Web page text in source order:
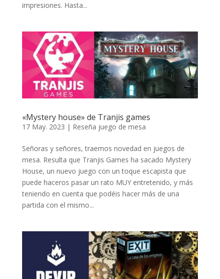
impresiones. Hasta...
«Mystery house» de Tranjis games
17 May. 2023 | Reseña juego de mesa
Señoras y señores, traemos novedad en juegos de
mesa. Resulta que Tranjis Games ha sacado Mystery
House, un nuevo juego con un toque escapista que
puede haceros pasar un rato MUY entretenido, y más
teniendo en cuenta que podéis hacer más de una
partida con el mismo...